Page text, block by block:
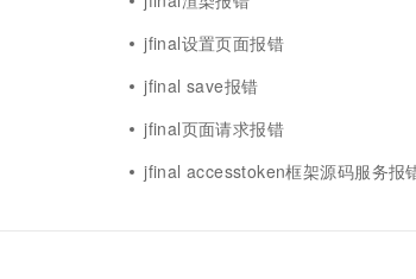
jfinal设置页面报错
jfinal save报错
jfinal页面请求报错
jfinal accesstoken框架源码服务报